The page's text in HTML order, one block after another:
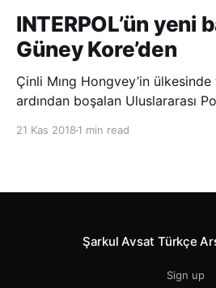
INTERPOL’ün yeni
Güney Kore’den
Çinli Mıng Hongvey’in ülkesinde
ardından boşalan Uluslararası
21 Kas 2018 1 min read
Şarkul Avsat Türkçe
Sign up